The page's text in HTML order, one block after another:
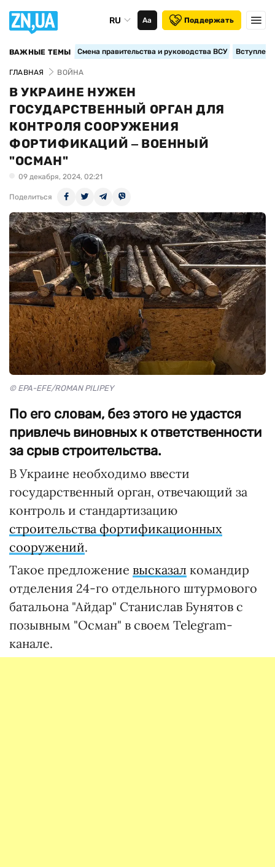
RU Аа Поддержать
ВАЖНЫЕ ТЕМЫ Смена правительства и руководства ВСУ
ГЛАВНАЯ ВОЙНА
В УКРАИНЕ НУЖЕН
ГОСУДАРСТВЕННЫЙ ОРГАН ДЛЯ
КОНТРОЛЯ СООРУЖЕНИЯ
ФОРТИФИКАЦИЙ ‒ ВОЕННЫЙ
"ОСМАН"
09 декабря, 2024, 02:21
Поделиться
© EPA-EFE/ROMAN PILIPEY
По его словам, без этого не удастся
привлечь виновных к ответственности
за срыв строительства.
В Украине необходимо ввести
государственный орган, отвечающий за
контроль и стандартизацию
строительства фортификационных
сооружений.
Такое предложение высказал командир
отделения 24-го отдельного штурмового
батальона "Айдар" Станислав Бунятов с
позывным "Осман" в своем Telegram-
канале.